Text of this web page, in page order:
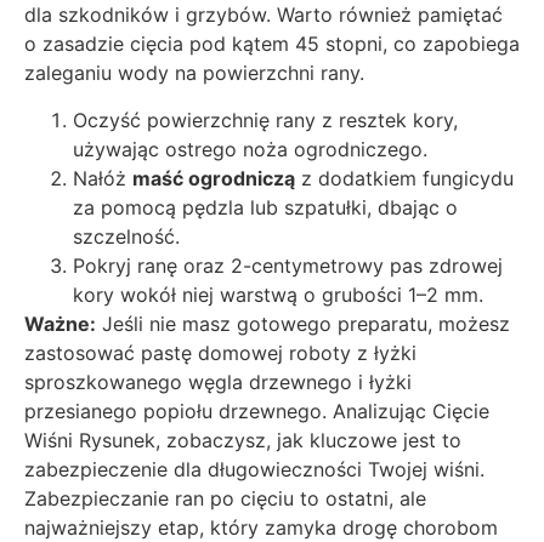
dla szkodników i grzybów. Warto również pamiętać
o zasadzie cięcia pod kątem 45 stopni, co zapobiega
zaleganiu wody na powierzchni rany.
Oczyść powierzchnię rany z resztek kory,
używając ostrego noża ogrodniczego.
Nałóż maść ogrodniczą z dodatkiem fungicydu
za pomocą pędzla lub szpatułki, dbając o
szczelność.
Pokryj ranę oraz 2-centymetrowy pas zdrowej
kory wokół niej warstwą o grubości 1–2 mm.
Ważne: Jeśli nie masz gotowego preparatu, możesz
zastosować pastę domowej roboty z łyżki
sproszkowanego węgla drzewnego i łyżki
przesianego popiołu drzewnego. Analizując Cięcie
Wiśni Rysunek, zobaczysz, jak kluczowe jest to
zabezpieczenie dla długowieczności Twojej wiśni.
Zabezpieczanie ran po cięciu to ostatni, ale
najważniejszy etap, który zamyka drogę chorobom